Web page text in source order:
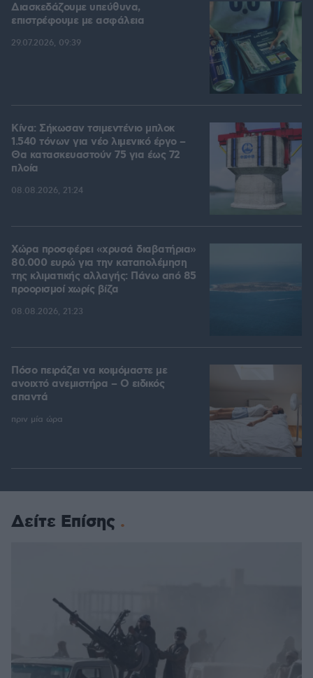
Διασκεδάζουμε υπεύθυνα,
επιστρέφουμε με ασφάλεια
29.07.2026, 09:39
Κίνα: Σήκωσαν τσιμεντένιο μπλοκ
1.540 τόνων για νέο λιμενικό έργο –
Θα κατασκευαστούν 75 για έως 72
πλοία
08.08.2026, 21:24
Χώρα προσφέρει «χρυσά διαβατήρια»
80.000 ευρώ για την καταπολέμηση
της κλιματικής αλλαγής: Πάνω από 85
προορισμοί χωρίς βίζα
08.08.2026, 21:23
Πόσο πειράζει να κοιμόμαστε με
ανοιχτό ανεμιστήρα – Ο ειδικός
απαντά
πριν μία ώρα
Δείτε Επίσης